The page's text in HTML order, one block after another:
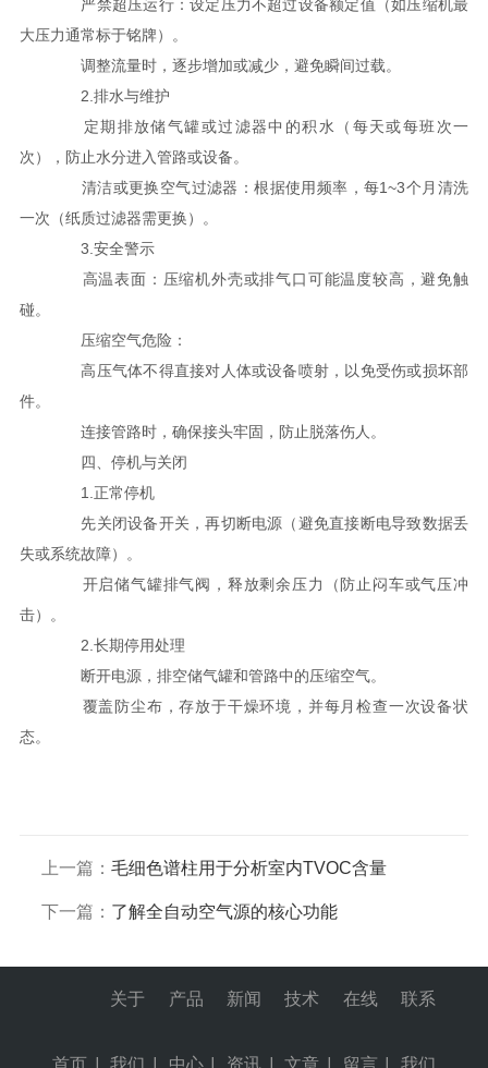
严禁超压运行：设定压力不超过设备额定值（如压缩机最
大压力通常标于铭牌）。
调整流量时，逐步增加或减少，避免瞬间过载。
2.排水与维护
定期排放储气罐或过滤器中的积水（每天或每班次一
次），防止水分进入管路或设备。
清洁或更换空气过滤器：根据使用频率，每1~3个月清洗
一次（纸质过滤器需更换）。
3.安全警示
高温表面：压缩机外壳或排气口可能温度较高，避免触
碰。
压缩空气危险：
高压气体不得直接对人体或设备喷射，以免受伤或损坏部
件。
连接管路时，确保接头牢固，防止脱落伤人。
四、停机与关闭
1.正常停机
先关闭设备开关，再切断电源（避免直接断电导致数据丢
失或系统故障）。
开启储气罐排气阀，释放剩余压力（防止闷车或气压冲
击）。
2.长期停用处理
断开电源，排空储气罐和管路中的压缩空气。
覆盖防尘布，存放于干燥环境，并每月检查一次设备状
态。
上一篇： 毛细色谱柱用于分析室内TVOC含量
下一篇： 了解全自动空气源的核心功能
首页
关于
我们
产品
中心
新闻
资讯
技术
文章
在线
留言
联系
我们